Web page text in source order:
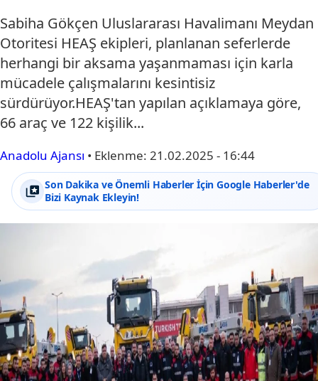
Sabiha Gökçen Uluslararası Havalimanı Meydan
Otoritesi HEAŞ ekipleri, planlanan seferlerde
herhangi bir aksama yaşanmaması için karla
mücadele çalışmalarını kesintisiz
sürdürüyor.HEAŞ'tan yapılan açıklamaya göre,
66 araç ve 122 kişilik...
Anadolu Ajansı • Eklenme: 21.02.2025 - 16:44
Son Dakika ve Önemli Haberler İçin Google Haberler'de
Bizi Kaynak Ekleyin!